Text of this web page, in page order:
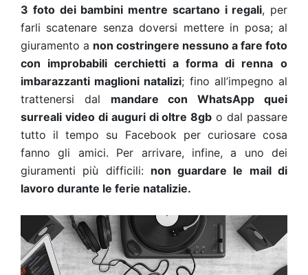
3 foto dei bambini mentre scartano i regali, per
farli scatenare senza doversi mettere in posa; al
giuramento a non costringere nessuno a fare foto
con improbabili cerchietti a forma di renna o
imbarazzanti maglioni natalizi; fino all’impegno al
trattenersi dal mandare con WhatsApp quei
surreali video di auguri di oltre 8gb o dal passare
tutto il tempo su Facebook per curiosare cosa
fanno gli amici. Per arrivare, infine, a uno dei
giuramenti più difficili: non guardare le mail di
lavoro durante le ferie natalizie.